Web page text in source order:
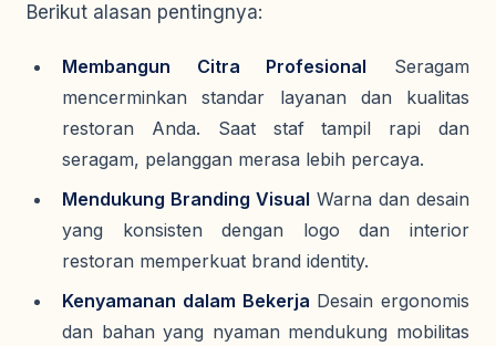
Berikut alasan pentingnya:
Membangun Citra Profesional Seragam
mencerminkan standar layanan dan kualitas
restoran Anda. Saat staf tampil rapi dan
seragam, pelanggan merasa lebih percaya.
Mendukung Branding Visual Warna dan desain
yang konsisten dengan logo dan interior
restoran memperkuat brand identity.
Kenyamanan dalam Bekerja Desain ergonomis
dan bahan yang nyaman mendukung mobilitas